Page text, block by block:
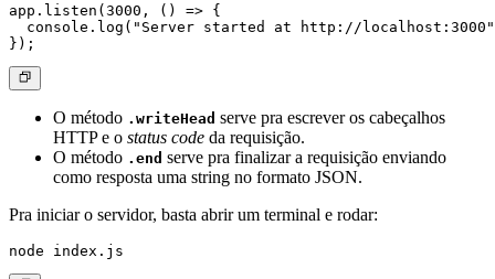
app.listen(3000, () => {
console.log("Server started at http://
O método .writeHead serve pra escrever os cabeçalhos
HTTP e o status code da requisição.
O método .end serve pra finalizar a requisição enviando
como resposta uma string no formato JSON.
Pra iniciar o servidor, basta abrir um terminal e rodar: